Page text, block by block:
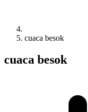
cuaca besok
cuaca besok